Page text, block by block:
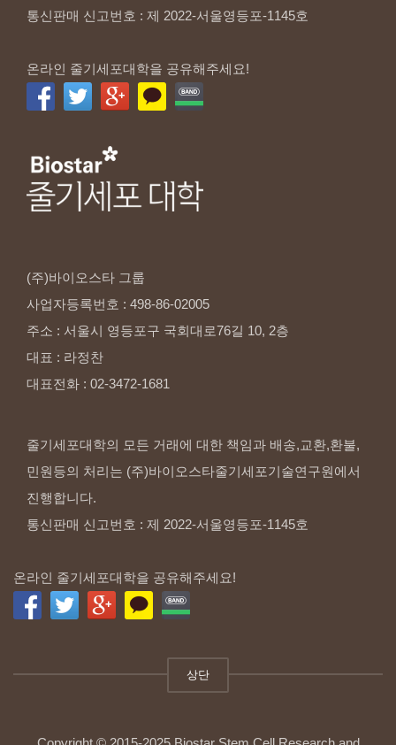
통신판매 신고번호 : 제 2022-서울영등포-1145호
온라인 줄기세포대학을 공유해주세요!
(주)바이오스타 그룹
사업자등록번호 : 498-86-02005
주소 : 서울시 영등포구 국회대로76길 10, 2층
대표 : 라정찬
대표전화 : 02-3472-1681
줄기세포대학의 모든 거래에 대한 책임과 배송,교환,환불,
민원등의 처리는 (주)바이오스타줄기세포기술연구원에서
진행합니다.
통신판매 신고번호 : 제 2022-서울영등포-1145호
온라인 줄기세포대학을 공유해주세요!
상단